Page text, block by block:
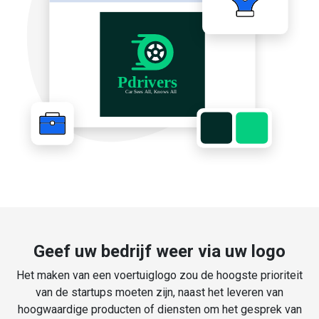
Geef uw bedrijf weer via uw logo
Het maken van een voertuiglogo zou de hoogste prioriteit
van de startups moeten zijn, naast het leveren van
hoogwaardige producten of diensten om het gesprek van